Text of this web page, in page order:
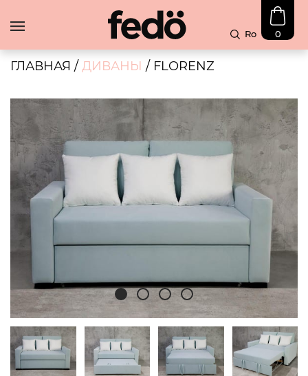
Наличии
Диваны
Угловые
диваны
Чехлы
Блог
Контакты
Ro 0
ГЛАВНАЯ / ДИВАНЫ / FLORENZ